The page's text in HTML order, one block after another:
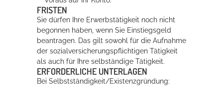
FRISTEN
Sie dürfen Ihre Erwerbstätigkeit noch nicht
begonnen haben, wenn Sie Einstiegsgeld
beantragen. Das gilt sowohl für die Aufnahme
der sozialversicherungspflichtigen Tätigkeit
als auch für Ihre selbständige Tätigkeit.
ERFORDERLICHE UNTERLAGEN
Bei Selbstständigkeit/Existenzgründung: